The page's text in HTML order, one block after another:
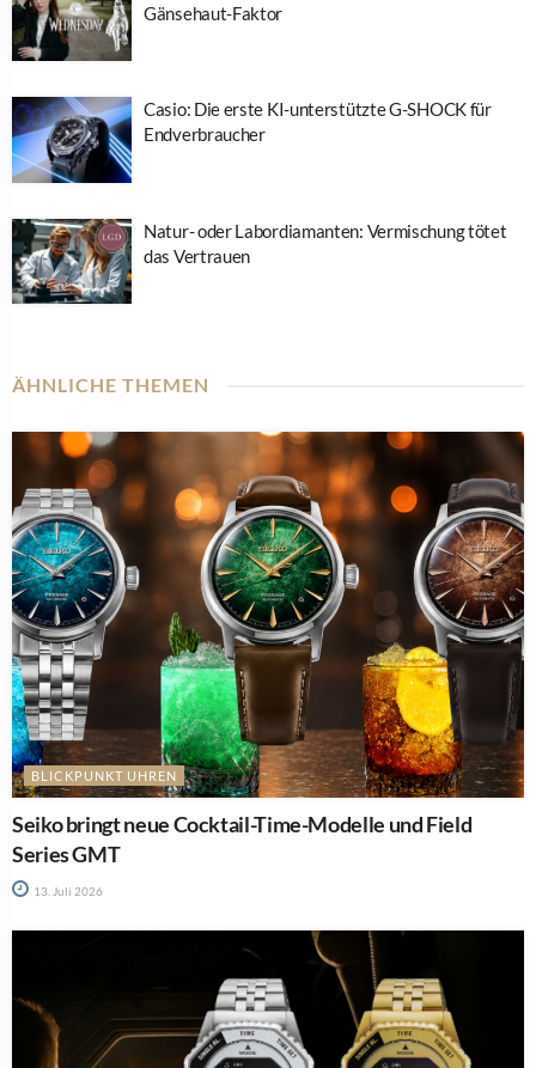
Gänsehaut-Faktor
Casio: Die erste KI-unterstützte G-SHOCK für
Endverbraucher
Natur- oder Labordiamanten: Vermischung tötet
das Vertrauen
ÄHNLICHE THEMEN
BLICKPUNKT UHREN
Seiko bringt neue Cocktail-Time-Modelle und Field
Series GMT
13. Juli 2026